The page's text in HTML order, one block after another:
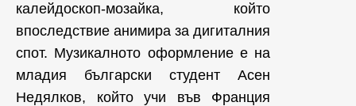
калейдоскоп-мозайка, който
впоследствие анимира за дигиталния
спот. Музикалното оформление е на
младия български студент Асен
Недялков, който учи във Франция